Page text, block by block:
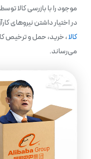
موجود را با بازرسی کالا
در اختیار داشتن نیروهای
کالا، خرید، حمل و ترخیص
می‌رساند.